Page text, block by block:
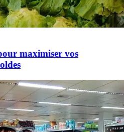
maximiser vos